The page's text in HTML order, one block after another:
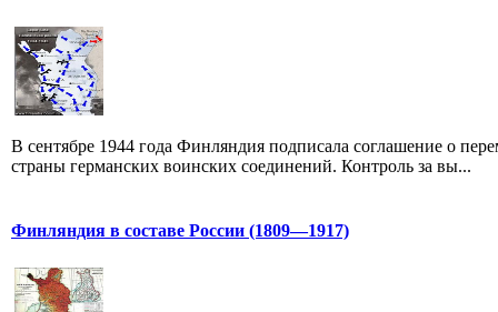
В сентябре 1944 года Финляндия подписала соглашение о
страны германских воинских соединений. Контроль за вы...
Финляндия в составе России (1809—1917)